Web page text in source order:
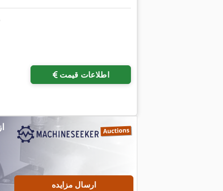
اطلاعات قیمت
ارسال مزایده